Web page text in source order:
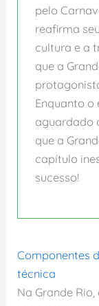
pelo
reafirma
cultura e a
que a
Enquanto o
aguardado
que a
capítulo
sucesso!
Componentes
técnica
Na Grande